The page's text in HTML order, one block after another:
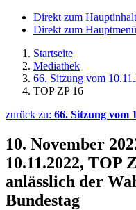
Direkt zum
Direkt zum
Startseite
Mediathek
66. Sitzung vom
TOP ZP 16
zurück zu: 66. Sitzung vom
10. November
10.11.2022, TOP
anlässlich der
Bundestag